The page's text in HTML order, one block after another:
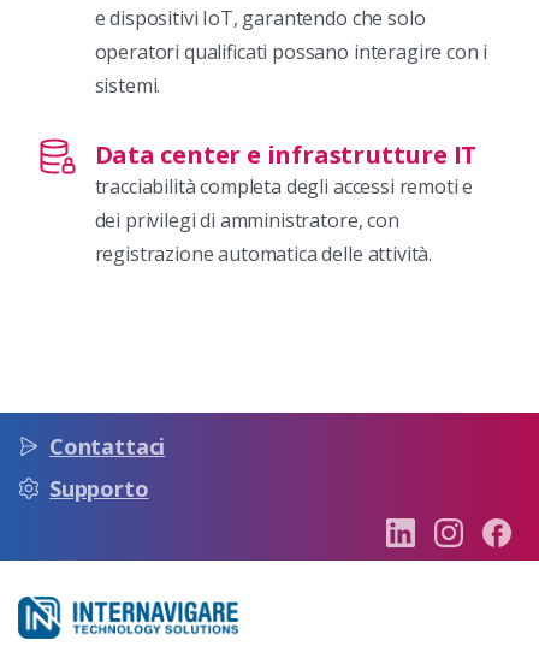
e dispositivi IoT, garantendo che solo
operatori qualificati possano interagire con i
sistemi.
Data center e infrastrutture IT
tracciabilità completa degli accessi remoti e
dei privilegi di amministratore, con
registrazione automatica delle attività.
Contattaci
Supporto